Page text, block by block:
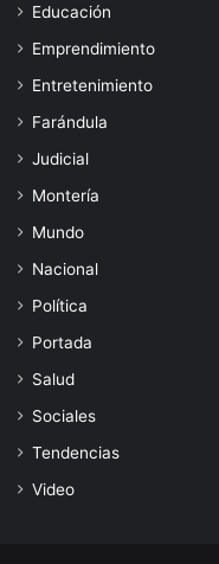
Educación
Emprendimiento
Entretenimiento
Farándula
Judicial
Montería
Mundo
Nacional
Política
Portada
Salud
Sociales
Tendencias
Video